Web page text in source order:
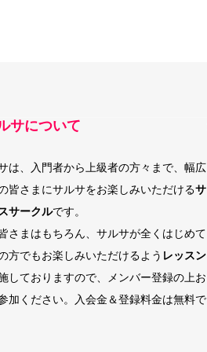
サについて
は、入門者から上級者の方々まで、幅広
皆さまにサルサをお楽しみいただけるサ
サークルです。
さまはもちろん、サルサが全くはじめて
方でもお楽しみいただけるよう レッスン
しておりますので、メンバー登録の上お
加ください。入会金＆登録料金は無料で